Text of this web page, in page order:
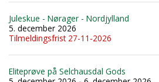
Juleskue - Nørager - Nordjylland
5. december 2026
Tilmeldingsfrist 27-11-2026
Eliteprøve på Selchausdal Gods